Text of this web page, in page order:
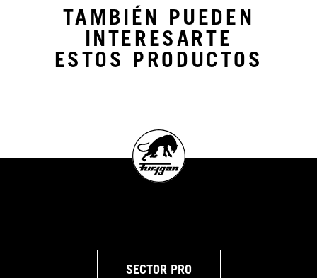
TAMBIÉN PUEDEN
INTERESARTE
ESTOS PRODUCTOS
SECTOR PRO